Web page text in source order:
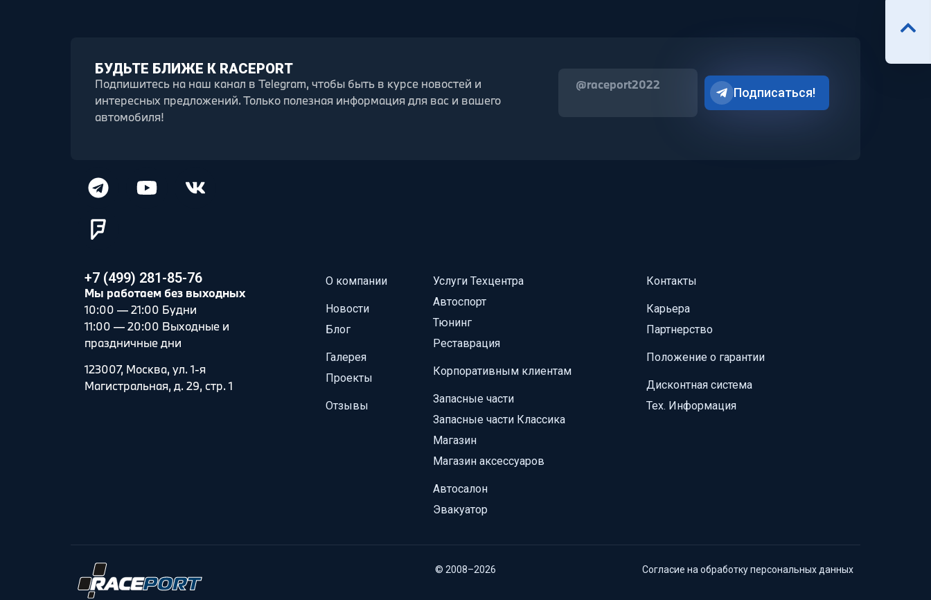
БУДЬТЕ БЛИЖЕ К RACEPORT
Подпишитесь на наш канал в Telegram, чтобы быть в курсе новостей и
интересных предложений. Только полезная информация для вас и вашего
автомобиля!
@raceport2022
Подписаться!
+7 (499) 281-85-76
Мы работаем без выходных
10:00 — 21:00 Будни
11:00 — 20:00 Выходные и
праздничные дни
123007, Москва, ул. 1-я
Магистральная, д. 29, стр. 1
О компании
Новости
Блог
Галерея
Проекты
Отзывы
Услуги Техцентра
Автоспорт
Тюнинг
Реставрация
Корпоративным клиентам
Запасные части
Запасные части Классика
Магазин
Магазин аксессуаров
Автосалон
Эвакуатор
Контакты
Карьера
Партнерство
Положение о гарантии
Дисконтная система
Тех. Информация
© 2008–2026 Согласие на обработку персональных данных